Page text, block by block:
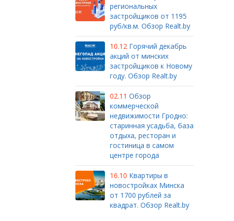
региональных
застройщиков от 1195
руб/кв.м. Обзор Realt.by
10.12 Горячий декабрь
акций от минских
застройщиков к Новому
году. Обзор Realt.by
02.11 Обзор
коммерческой
недвижимости Гродно:
старинная усадьба, база
отдыха, ресторан и
гостиница в самом
центре города
16.10 Квартиры в
новостройках Минска
от 1700 рублей за
квадрат. Обзор Realt.by